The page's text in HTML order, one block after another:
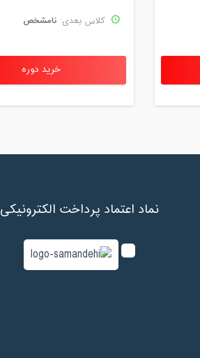
کلاس بعدی: نامشخص
خرید دوره
نماد اعتماد پرداخت الکترونیکی